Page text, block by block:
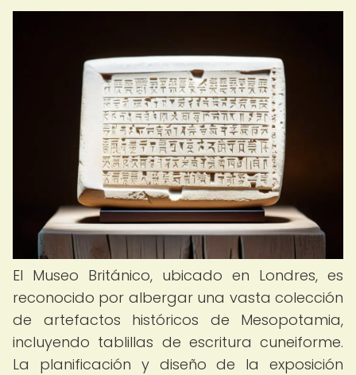
El Museo Británico, ubicado en Londres, es
reconocido por albergar una vasta colección
de artefactos históricos de Mesopotamia,
incluyendo tablillas de escritura cuneiforme.
La planificación y diseño de la exposición